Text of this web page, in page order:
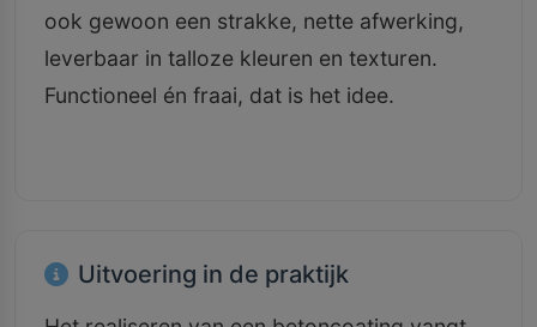
ook gewoon een strakke, nette afwerking,
leverbaar in talloze kleuren en texturen.
Functioneel én fraai, dat is het idee.
Uitvoering in de praktijk